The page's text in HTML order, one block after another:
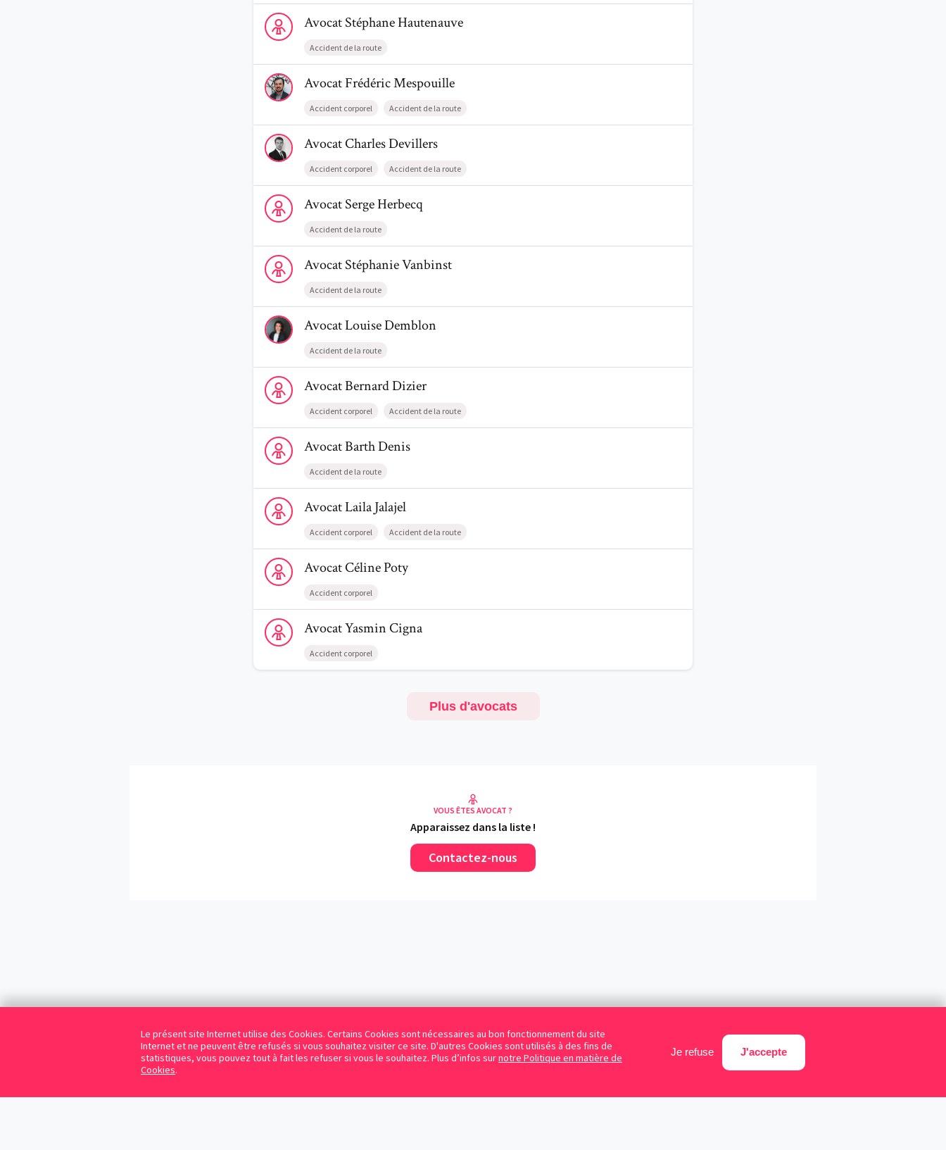
Le présent site Internet utilise des Cookies. Certains Cookies sont nécessaires au bon fonctionnement du site
Internet et ne peuvent être refusés si vous souhaitez visiter ce site. D'autres Cookies sont utilisés à des fins de
statistiques, vous pouvez tout à fait les refuser si vous le souhaitez. Plus d’infos surnotre Politique en matière de
Cookies.
Je refuse J'accepte
Voir le profil de AvocatStéphane Hautenauve
AvocatStéphaneHautenauve
Accident de la route
Voir le profil de AvocatFrédéric Mespouille
AvocatFrédéricMespouille
Accident corporel Accident de la route
Voir le profil de AvocatCharles Devillers
AvocatCharlesDevillers
Accident corporel Accident de la route
Voir le profil de AvocatSerge Herbecq
AvocatSergeHerbecq
Accident de la route
Voir le profil de AvocatStéphanie Vanbinst
AvocatStéphanieVanbinst
Accident de la route
Voir le profil de AvocatLouise Demblon
AvocatLouiseDemblon
Accident de la route
Voir le profil de AvocatBernard Dizier
AvocatBernardDizier
Accident corporel Accident de la route
Voir le profil de AvocatBarth Denis
AvocatBarthDenis
Accident de la route
Voir le profil de AvocatLaila Jalajel
AvocatLailaJalajel
Accident corporel Accident de la route
Voir le profil de AvocatCéline Poty
AvocatCélinePoty
Accident corporel
Voir le profil de AvocatYasmin Cigna
AvocatYasminCigna
Accident corporel
Plus d'avocats
VOUS ÊTES AVOCAT ?
Apparaissez dans la liste !
Contactez-nous